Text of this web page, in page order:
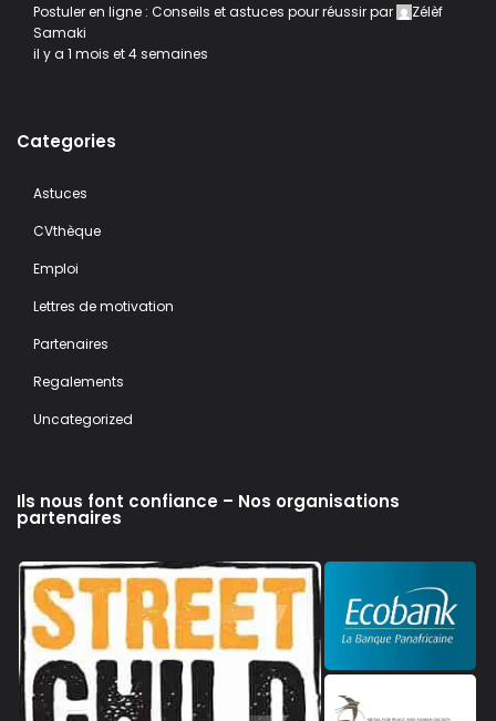
Postuler en ligne : Conseils et astuces pour réussirpar
Zélèf
Samaki
il y a 1 mois et 4 semaines
Categories
Astuces
CVthèque
Emploi
Lettres de motivation
Partenaires
Regalements
Uncategorized
Ils nous font confiance – Nos organisations
partenaires